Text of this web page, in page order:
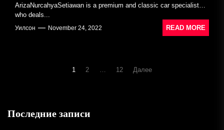
ArizaNurcahyaSetiawan is a premium and classic car specialist
who deals...
Уилсон November 24, 2022 READ MORE
1 2 12 Далее
Последние записи